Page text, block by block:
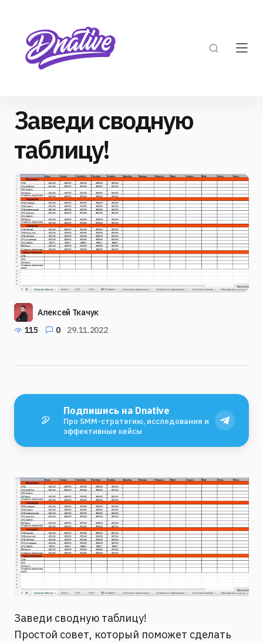
Заведи сводную
таблицу!
Алексей Ткачук
115
0 29.11.2022
Подпишись на Dnative
Про SMM-стратегию, исследования и
эффективные кейсы
Заведи сводную таблицу!
Простой совет, который поможет сделать